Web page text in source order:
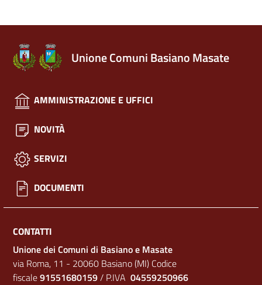
Unione Comuni Basiano Masate
AMMINISTRAZIONE E UFFICI
NOVITÀ
SERVIZI
DOCUMENTI
CONTATTI
Unione dei Comuni di Basiano e Masate
via Roma, 11 - 20060 Basiano (MI) Codice
fiscale91551680159/ P.IVA 04559250966